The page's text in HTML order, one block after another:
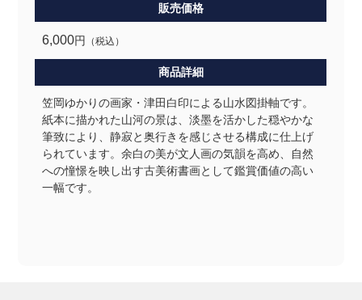
販売価格
6,000円 （税込）
商品詳細
笠岡ゆかりの画家・津田白印による山水図掛軸です。
紙本に描かれた山河の景は、淡墨を活かした穏やかな
筆致により、静寂と奥行きを感じさせる構成に仕上げ
られています。余白の美が文人画の気韻を高め、自然
への憧憬を映し出す古美術書画として鑑賞価値の高い
一幅です。